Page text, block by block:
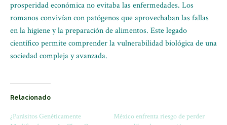
prosperidad económica no evitaba las enfermedades. Los
romanos convivían con patógenos que aprovechaban las fallas
en la higiene y la preparación de alimentos. Este legado
científico permite comprender la vulnerabilidad biológica de una
sociedad compleja y avanzada.
Relacionado
¿Parásitos Genéticamente
México enfrenta riesgo de perder